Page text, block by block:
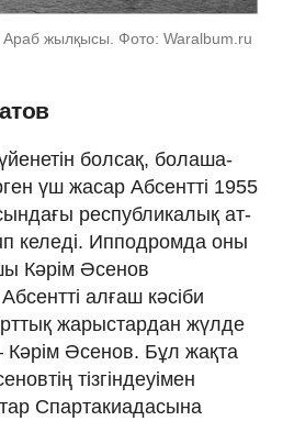
Араб жылқысы. Фото: Waralbum.ru
болсақ, бо­лаша­
үш жасар Абсентті 1955
рес­пуб­ликалық ат-
келеді. Ипподромда оны
Кәрім Әсенов
алғаш кәсіби
жарыстардан жүлде
Әсенов. Бұл жақта
тізгіндеуімен
Спартакиадасына